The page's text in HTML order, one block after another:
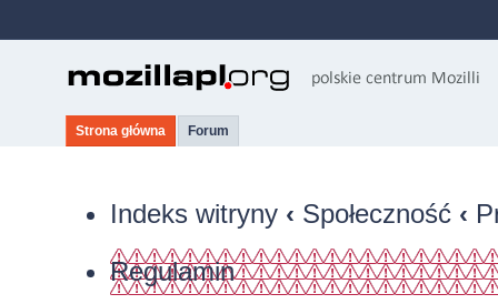
Strona główna Forum
Indeks witryny ‹ Społeczność ‹
Regulamin